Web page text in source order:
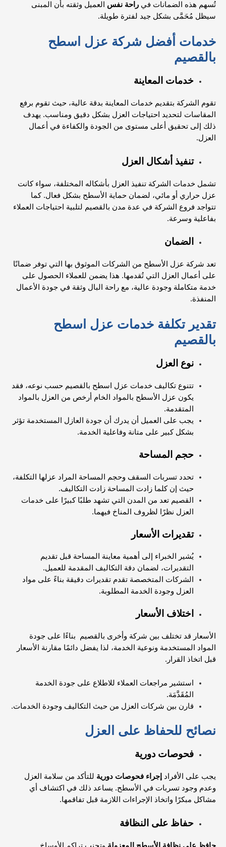
تُسهم هذه الضمانات في راحة نفس العميل وثقته بأن المبنى
سيظل مُحَمَّى بشكل جيد لفترة طويلة.
خدمات أفضل شركة عزل اسطح
بالقصيم
خدمات المعاينة
تقوم الشركة بتقديم خدمات المعاينة بدقة عالية، حيث تقوم برفع
المقاسات لتحديد احتياجات العزل بشكل دقيق ومناسب. يهدف
ذلك إلى تحقيق أعلى مستوى من الجودة والكفاءة في أعمال
العزل.
تنفيذ أشكال العزل
تشمل خدمات الشركة تنفيذ العزل بأشكاله المختلفة، سواء كانت
عزل حراري أو مائي، لضمان حماية الأسطح بشكل فعال. كما
تتواجد فروع الشركة في عدة مدن بالقصيم لتلبية احتياجات العملاء
بفاعلية وسرعة.
الضمان
تعد شركة عزل الأسطح من الشركات الموثوق بها التي توفر ضمانًا
على أعمال العزل التي تُقدمها. هذا يضمن للعملاء الحصول على
خدمة متكاملة وجودة عالية، مع راحة البال وثقة في جودة الأعمال
المنفذة.
تقدير تكلفة خدمات عزل اسطح
بالقصيم
نوع العزل
تتنوع تكاليف خدمات عزل اسطح بالقصيم حسب نوعه، فقد
يكون عزل الأسطح بالمواد الخام أرخص من العزل بالمواد
المتقدمة.
يجب على العميل أن يدرك أن جودة العازل المستخدمة تؤثر
بشكل كبير على متانة وفاعلية الخدمة.
حجم المساحة
تحدد تسربات السقف وحجم المساحة المراد عزلها التكلفة،
حيث إن كلما زادت المساحة زادت التكاليف.
القصيم تعد من المدن التي تشهد طلبًا كبيرًا على خدمات
العزل نظرًا لظروف المناخ فيهما.
تقديرات الأسعار
يُشير الخبراء إلى أهمية معاينة المساحة قبل تقديم
التقديرات، لضمان دقة التكاليف المقدمة للعميل.
الشركات المتخصصة تقدم تقديرات دقيقة بناءً على مواد
العزل وجودة الخدمة المطلوبة.
اختلاف الأسعار
الأسعار قد تختلف بين شركة وأخرى بالقصيم بناءًا على جودة
المواد المستخدمة ونوعية الخدمة، لذا يفضل دائمًا مقارنة الأسعار
قبل اتخاذ القرار.
استشير مراجعات العملاء للاطلاع على جودة الخدمة
المُقَدَّمَة.
قارن بين شركات العزل من حيث التكاليف وجودة الخدمات.
نصائح للحفاظ على العزل
فحوصات دورية
يجب على الأفراد إجراء فحوصات دورية للتأكد من سلامة العزل
وعدم وجود تسربات في الأسطح. يساعد ذلك في اكتشاف أي
مشاكل مبكرًا واتخاذ الإجراءات اللازمة قبل تفاقمها.
حفاظ على النظافة
حافظ على نظافة الأسطح المعزولة وتجنب تراكم الأوساخ